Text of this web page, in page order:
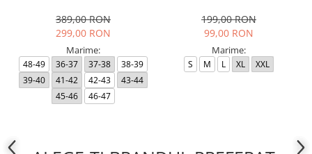
389,00 RON
299,00 RON
Marime:
48-49 36-37 37-38
38-39
39-40
41-42 42-43
43-44
45-46
46-47
199,00 RON
99,00 RON
Marime:
S M L XL XXL